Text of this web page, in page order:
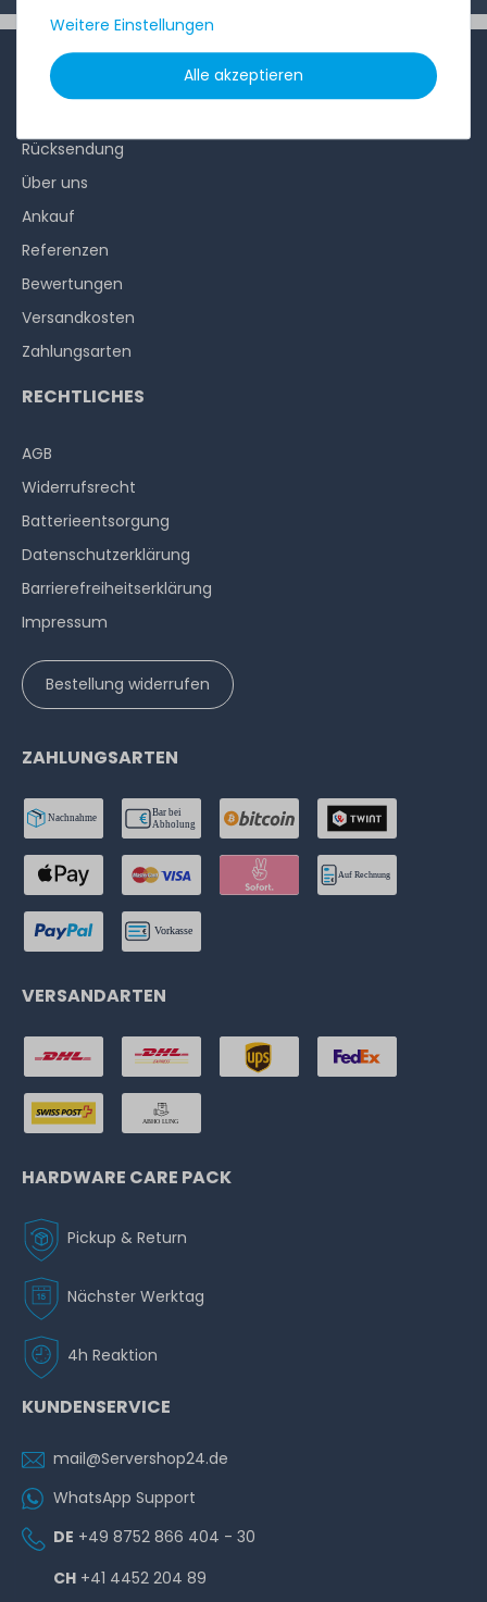
Weitere Einstellungen
Alle akzeptieren
INFORMATIONEN
Rücksendung
Über uns
Ankauf
Referenzen
Bewertungen
Versandkosten
Zahlungsarten
RECHTLICHES
AGB
Widerrufs­recht
Batterieentsorgung
Datenschutzerklärung
Barrierefreiheitserklärung
Impressum
Bestellung widerrufen
ZAHLUNGSARTEN
VERSANDARTEN
HARDWARE CARE PACK
Pickup & Return
Nächster Werktag
4h Reaktion
KUNDENSERVICE
mail@Servershop24.de
WhatsApp Support
DE +49 8752 866 404 - 30
CH +41 4452 204 89